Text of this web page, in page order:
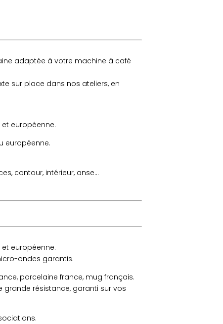
adaptée à votre machine à café
sur place dans nos ateliers, en
européenne.
européenne.
contour, intérieur, anse…
européenne.
ondes garantis.
porcelaine france, mug français.
grande résistance, garanti sur vos